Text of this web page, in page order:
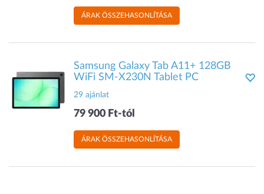
ÁRAK ÖSSZEHASONLÍTÁSA
Samsung Galaxy Tab A11+ 128GB
WiFi SM-X230N Tablet PC
29 ajánlat
79 900 Ft-tól
ÁRAK ÖSSZEHASONLÍTÁSA